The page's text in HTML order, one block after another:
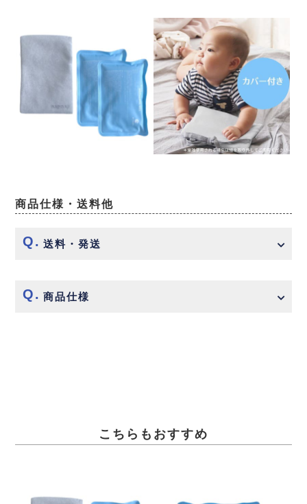
商品仕様・送料他
送料・発送
商品仕様
こちらもおすすめ